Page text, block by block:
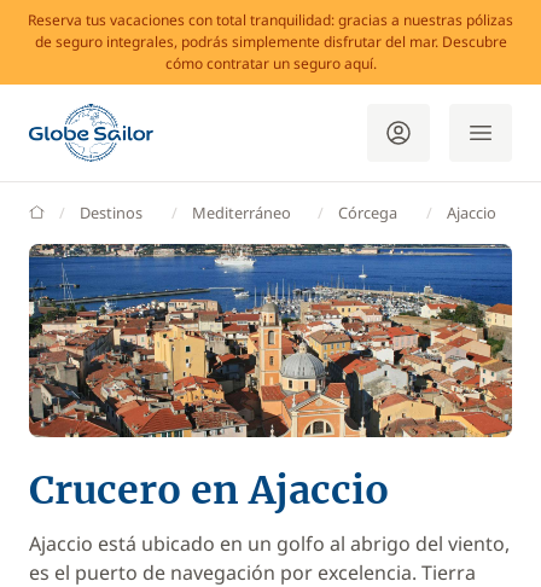
Reserva tus vacaciones con total tranquilidad: gracias a nuestras pólizas
de seguro integrales, podrás simplemente disfrutar del mar. Descubre
cómo contratar un seguro aquí.
GlobeSailor
Destinos Mediterráneo Córcega Ajaccio
Crucero en Ajaccio
Ajaccio está ubicado en un golfo al abrigo del viento,
es el puerto de navegación por excelencia. Tierra